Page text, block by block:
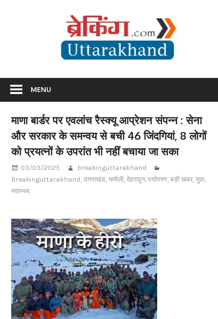
MENU
माणा बार्डर पर एवलांच रैस्क्यू आप्रेशन संपन्न : सेना
और सरकार के समन्वय से बची 46 जिंदगियां, 8 लोगों
को प्रयत्नों के उपरांत भी नहीं बचाया जा सका
03/03/2025
breakinguttarakhand
Breakinguttarakhand,उत्तराखंड,चमोली,देहरादून,पर्यावरण,बड़ी खबर,युवा,
स्वास्थ्य